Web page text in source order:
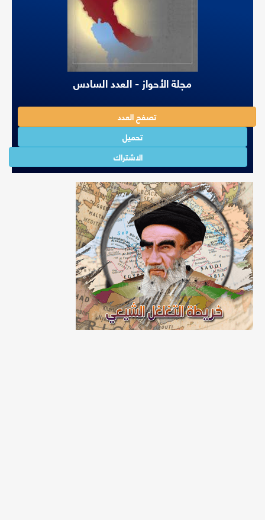
مجلة الأحواز - العدد السادس
تصفح العدد
تحميل
الاشتراك